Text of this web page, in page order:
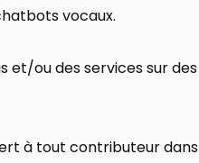
vocaux.
et/ou des services sur des
à tout contributeur dans